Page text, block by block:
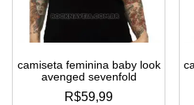
camiseta feminina baby look
avenged sevenfold
R$59,99